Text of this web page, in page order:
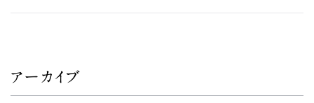
アーカイブ